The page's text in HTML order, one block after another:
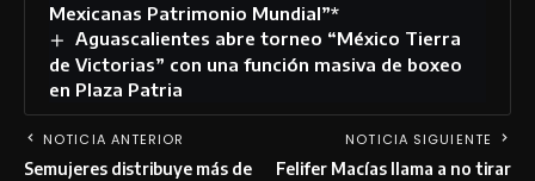
Mexicanas Patrimonio Mundial”*
Aguascalientes abre torneo “México Tierra
de Victorias” con una función masiva de boxeo
en Plaza Patria
NOTICIA ANTERIOR
Semujeres distribuye más de
NOTICIA SIGUIENTE
Felifer Macías llama a no tirar